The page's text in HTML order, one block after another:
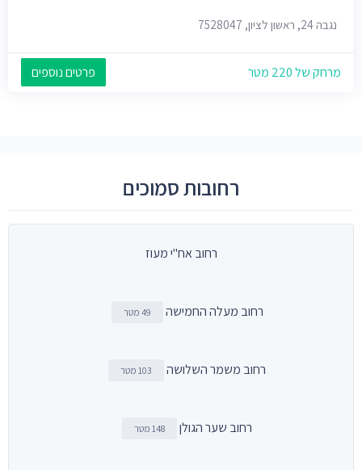
נגבה 24, ראשון לציון, 7528047
מרחק של 220 מטר פרטים נוספים
רחובות סמוכים
רחוב אח"י מעוז
רחוב מעלה החמישה 49 מטר
רחוב משמר השלושה 103 מטר
רחוב שער הגולן 148 מטר